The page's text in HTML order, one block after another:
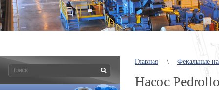
Главная \ Фекальные
Насос